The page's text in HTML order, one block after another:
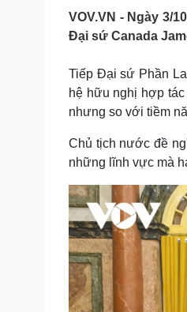
Pháp luật
Vụ án
Tin nóng
Dinh dưỡng - món
Cây thuốc
Nhi khoa
Nam khoa
Làm đẹp - giảm cân
Phòng mạch online
Ăn sạch sống khỏe
Cải chính
VOV.VN - Ngày 3/
Đại sứ Canada
Tiếp Đại sứ Phần
hệ hữu nghị hợp
nhưng so với tiềm
Chủ tịch nước đề
những lĩnh vực mà